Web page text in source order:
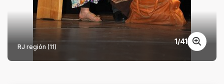
RJ región (11)
1/41